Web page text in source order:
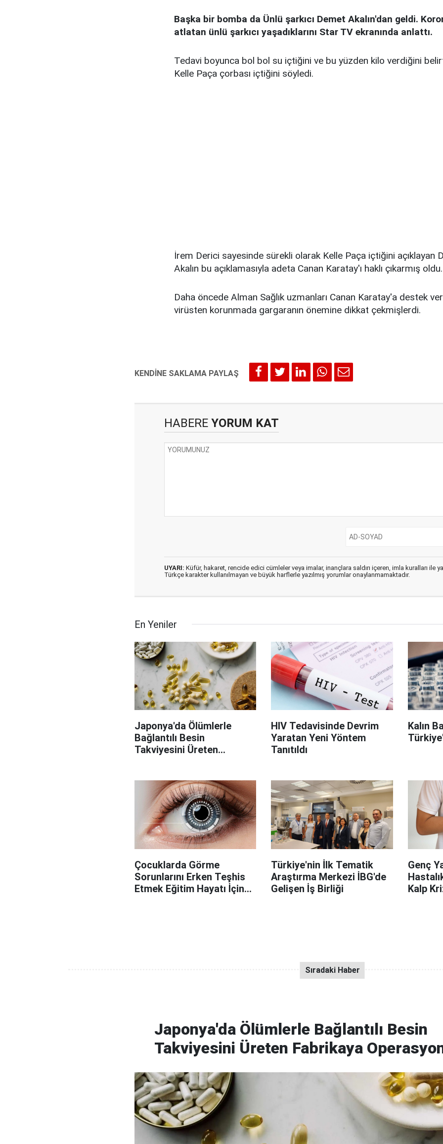
Başka bir bomba da Ünlü şarkıcı Demet Akalın'dan geldi.
atlatan ünlü şarkıcı yaşadıklarını Star TV ekranında anlattı.
Tedavi boyunca bol bol su içtiğini ve bu yüzden kilo verdiğini
Kelle Paça çorbası içtiğini söyledi.
İrem Derici sayesinde sürekli olarak Kelle Paça içtiğini açıklayan
Akalın bu açıklamasıyla adeta Canan Karatay'ı haklı çıkarmış oldu.
Daha öncede Alman Sağlık uzmanları Canan Karatay'a destek
virüsten korunmada gargaranın önemine dikkat çekmişlerdi.
HABEREYORUM KAT
UYARI: Küfür, hakaret, rencide edici cümleler veya imalar, inançlara saldırı içeren, imla kuralları ile
Türkçe karakter kullanılmayan ve büyük harflerle yazılmış yorumlar onaylanmamaktadır.
En Yeniler
Japonya'da Ölümlerle
Bağlantılı Besin
Takviyesini Üreten
HIV Tedavisinde Devrim
Yaratan Yeni Yöntem
Tanıtıldı
Kalın
Çocuklarda Görme
Sorunlarını Erken Teşhis
Etmek Eğitim Hayatı İçin
Türkiye'nin İlk Tematik
Araştırma Merkezi İBG'de
Gelişen İş Birliği
Genç
Kalp
Japonya'da Ölümlerle Bağlantılı Besin
Takviyesini Üreten Fabrikaya